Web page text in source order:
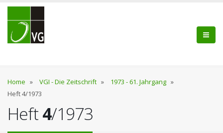
Home » VGI - Die Zeitschrift » 1973 - 61. Jahrgang »
Heft 4/1973
Heft4/1973